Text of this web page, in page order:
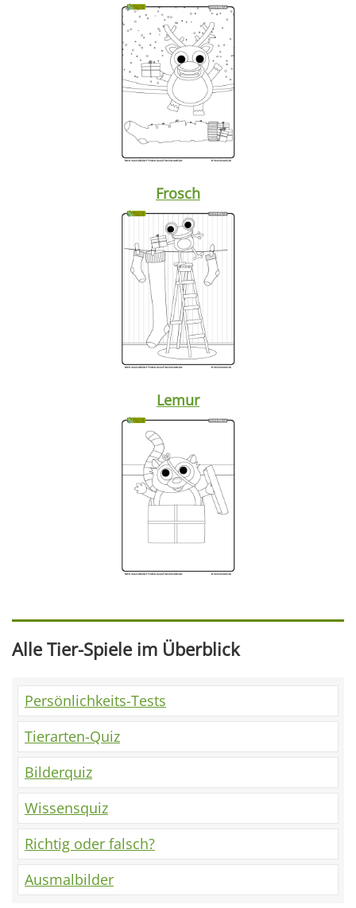
Frosch
Lemur
Alle Tier-Spiele im Überblick
Persönlichkeits-Tests
Tierarten-Quiz
Bilderquiz
Wissensquiz
Richtig oder falsch?
Ausmalbilder